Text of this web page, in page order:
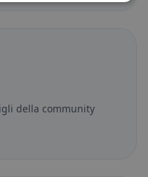
della community